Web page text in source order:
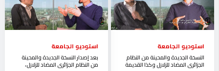
استوديو الجامعة
النسخة الجديدة والمحينة من النظام
الجزائري المضاد للزلازل وكذا القديمة
استوديو الجامعة
بعد إصدار النسخة الجديدة والمحينة
من النظام الجزائري المضاد للزلازل،